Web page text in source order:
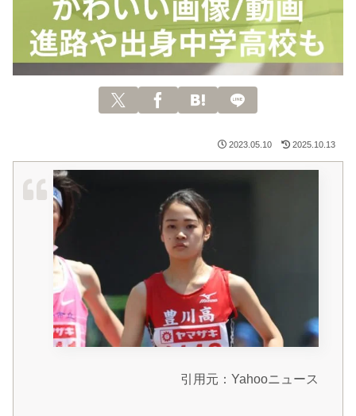
2023.05.10 2025.10.13
引用元：Yahooニュース